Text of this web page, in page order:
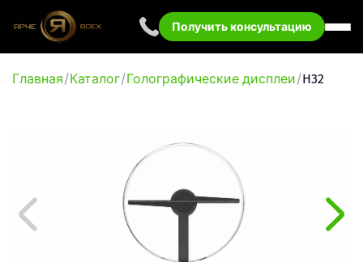
Получить консультацию
Главная Каталог Голографические дисплеи H32